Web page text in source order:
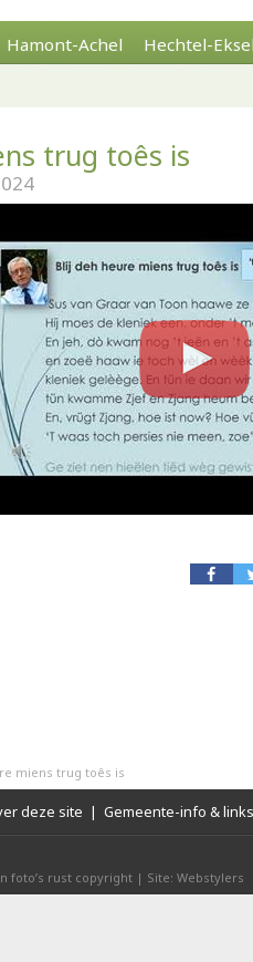
Hamont-Achel Hechtel-
trug toês is
miens trug toês is
deze site | Gemeente-info & links
foto’s rust copyright | Site: Webstylers